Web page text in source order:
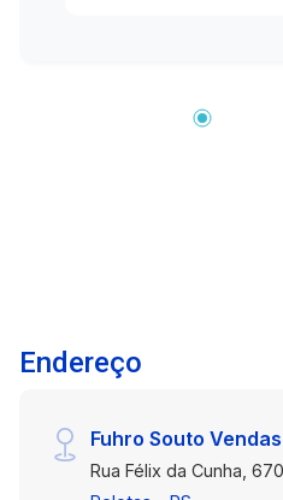
Endereço
Fuhro Souto Vendas
Rua Félix da Cunha,